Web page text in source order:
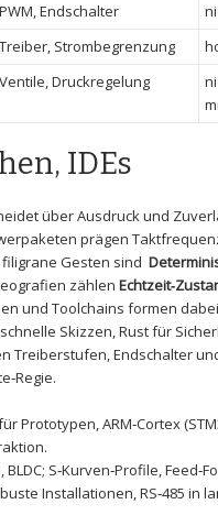
PWM, Endschalter
Treiber, Strombegrenzung
Ventile, Druckregelung
IDEs
über Ausdruck und
prägen
Gesten⁣ sind
zählen
und Toolchains formen
Skizzen, Rust für
Treiberstufen, Endschalter
Prototypen, ARM‑Cortex
⁢S‑Kurven‑Profile,
Installationen, RS‑485 in